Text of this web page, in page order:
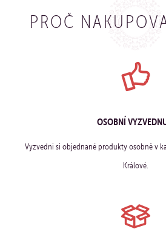
PROČ
OSOBNÍ
Vyzvedni si objednané produkty osobně v
Králové.